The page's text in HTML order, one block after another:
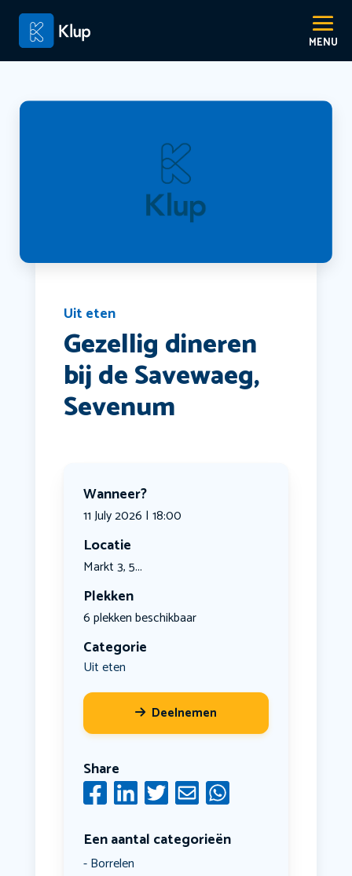
Uit eten
Gezellig dineren
bij de Savewaeg,
Sevenum
Wanneer?
11 July 2026 | 18:00
Locatie
Markt 3, 5...
Plekken
6 plekken beschikbaar
Categorie
Uit eten
Deelnemen
Share
Een aantal categorieën
Borrelen